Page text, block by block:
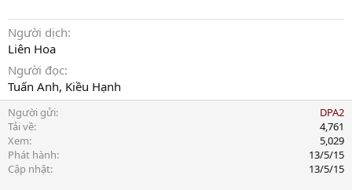
Người dịch
Liên Hoa
Người đọc
Tuấn Anh, Kiều Hạnh
Người gửi
DPA2
Tải về
4,761
Xem
5,029
Phát hành
13/5/15
Cập nhật
13/5/15